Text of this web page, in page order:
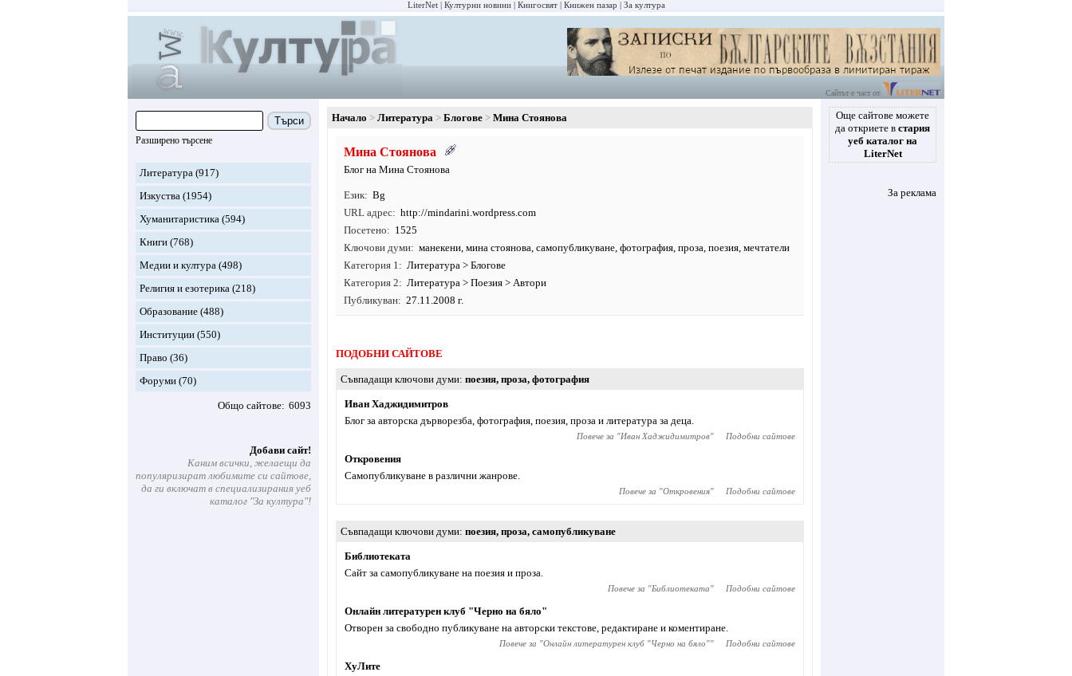
LiterNet Културни новини Книгосвят Книжен пазар За култура
Сайтът е част от
Търси
Разширено търсене
Литература (917)
Изкуства (1954)
Хуманитаристика (594)
Книги (768)
Медии и култура (498)
Религия и езотерика (218)
Образование (488)
Институции (550)
Право (36)
Форуми (70)
Общо сайтове 6093
Добави сайт!
Каним всички, желаещи да
популяризират любимите си сайтове,
да ги включат в специализирания уеб
каталог "За култура"!
Начало Литература Блогове Мина Стоянова
Мина Стоянова
Блог на Мина Стоянова
Език
Bg
URL адрес
http://mindarini.wordpress.com
Посетено
1525
Ключови думи
манекени, мина стоянова, самопубликуване, фотография, проза, поезия, мечтатели
Категория 1
Литература > Блогове
Категория 2
Литература > Поезия > Автори
Публикуван
27.11.2008 г.
ПОДОБНИ САЙТОВЕ
Съвпадащи ключови думи поезия, проза, фотография
Иван Хаджидимитров
Блог за авторска дърворезба, фотография, поезия, проза и литература за деца.
Повече за "Иван Хаджидимитров" Подобни сайтове
Откровения
Самопубликуване в различни жанрове.
Повече за "Откровения" Подобни сайтове
Съвпадащи ключови думи поезия, проза, самопубликуване
Библиотеката
Сайт за самопубликуване на поезия и проза.
Повече за "Библиотеката" Подобни сайтове
Онлайн литературен клуб "Черно на бяло"
Отворен за свободно публикуване на авторски текстове, редактиране и коментиране.
Повече за "Онлайн литературен клуб "Черно на бяло"" Подобни сайтове
ХуЛите
Още сайтове можете
да откриете в стария
уеб каталог на
LiterNet
За реклама